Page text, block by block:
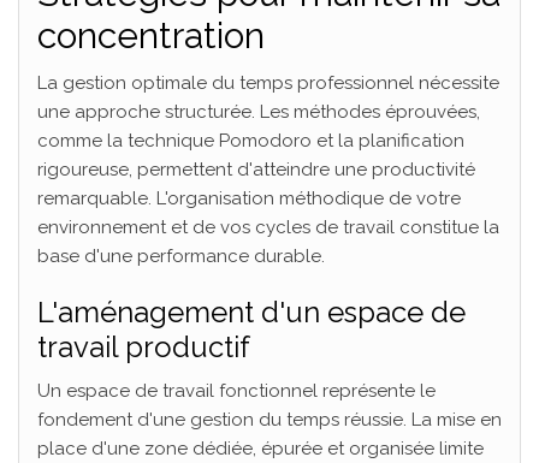
concentration
La gestion optimale du temps professionnel nécessite
une approche structurée. Les méthodes éprouvées,
comme la technique Pomodoro et la planification
rigoureuse, permettent d'atteindre une productivité
remarquable. L'organisation méthodique de votre
environnement et de vos cycles de travail constitue la
base d'une performance durable.
L'aménagement d'un espace de
travail productif
Un espace de travail fonctionnel représente le
fondement d'une gestion du temps réussie. La mise en
place d'une zone dédiée, épurée et organisée limite